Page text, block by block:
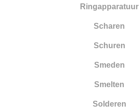
Ringapparatuur
Scharen
Schuren
Smeden
Smelten
Solderen